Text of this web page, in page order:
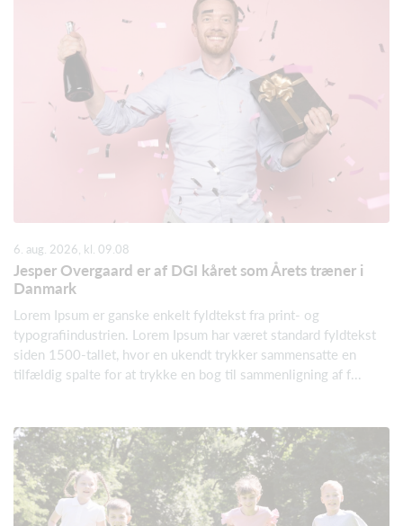
6. aug. 2026, kl. 09.08
Jesper Overgaard er af DGI kåret som Årets træner i
Danmark
Lorem Ipsum er ganske enkelt fyldtekst fra print- og
typografiindustrien. Lorem Ipsum har været standard fyldtekst
siden 1500-tallet, hvor en ukendt trykker sammensatte en
tilfældig spalte for at trykke en bog til sammenligning af f...